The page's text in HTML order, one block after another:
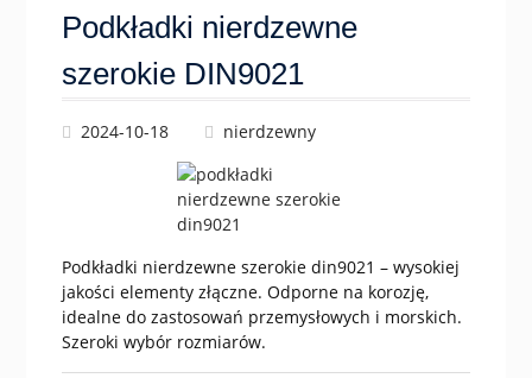
Podkładki nierdzewne
szerokie DIN9021
2024-10-18 nierdzewny
Podkładki nierdzewne szerokie din9021 – wysokiej
jakości elementy złączne. Odporne na korozję,
idealne do zastosowań przemysłowych i morskich.
Szeroki wybór rozmiarów.